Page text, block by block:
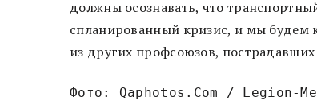
должны осознавать, что
спланированный кризис, и мы будем
из других профсоюзов, пострадавших
Фото: Qaphotos.Com / Legion-